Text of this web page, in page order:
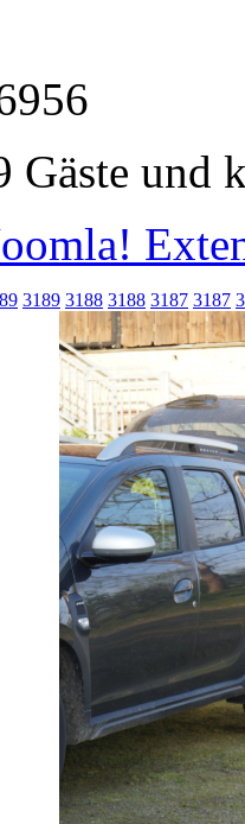
Gäste und
3189 3188 3188 3187 3187